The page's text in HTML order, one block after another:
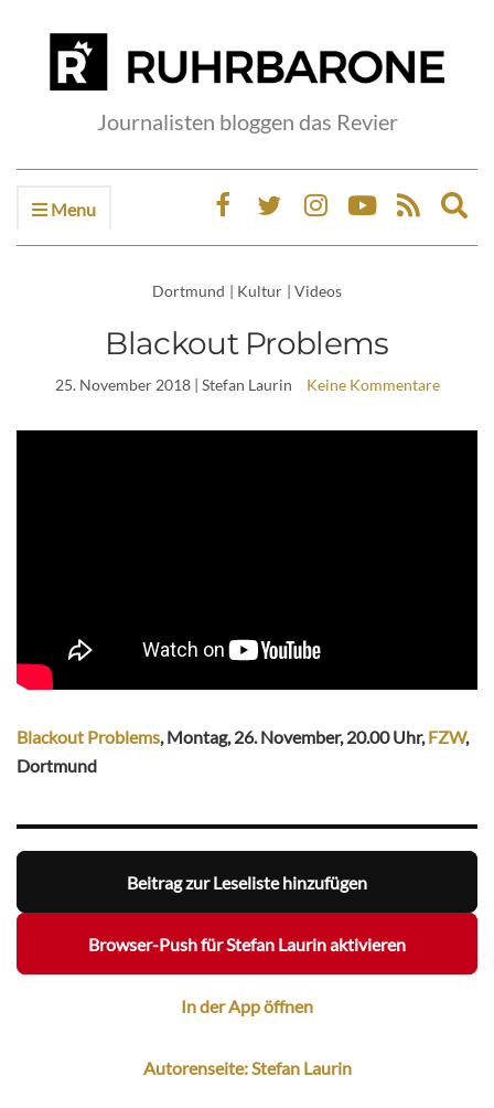
Journalisten bloggen das Revier
Menu
Dortmund | Kultur | Videos
Blackout Problems
25. November 2018| Stefan Laurin Keine Kommentare
Blackout Problems, Montag, 26. November, 20.00 Uhr,FZW,
Dortmund
Beitrag zur Leseliste hinzufügen
Browser-Push für Stefan Laurin aktivieren
In der App öffnen
Autorenseite: Stefan Laurin